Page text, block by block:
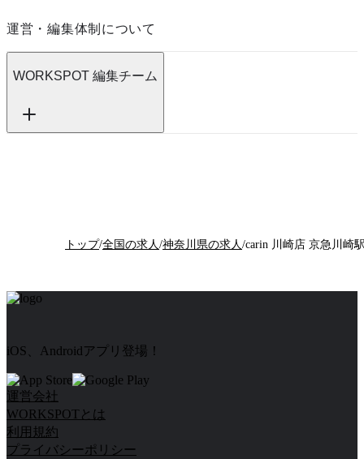
運営・編集体制について
WORKSPOT 編集チーム
トップ/全国の求人 /神奈川県の求人 /
iOS、Androidアプリ登場！
運営会社
WORKSPOTとは
利用規約
プライバシーポリシー